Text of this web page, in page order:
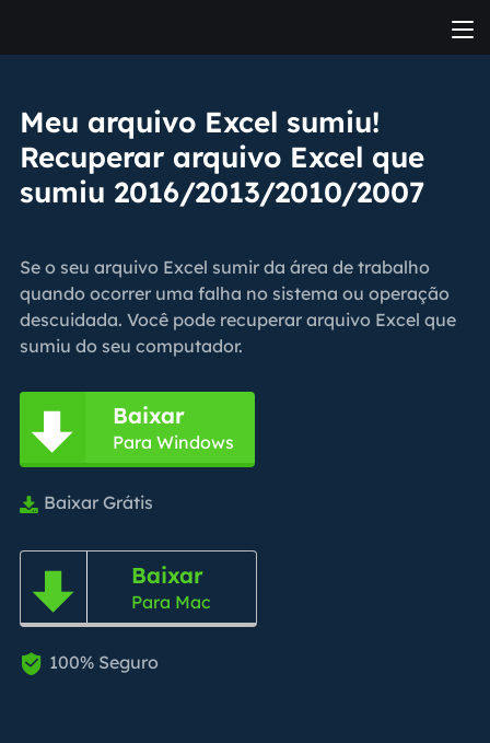
Meu arquivo Excel sumiu!
Recuperar arquivo Excel que
sumiu 2016/2013/2010/2007
Se o seu arquivo Excel sumir da área de trabalho
quando ocorrer uma falha no sistema ou operação
descuidada. Você pode recuperar arquivo Excel que
sumiu do seu computador.
 Baixar
Para Windows
 Baixar Grátis
 Baixar
Para Mac
 100% Seguro